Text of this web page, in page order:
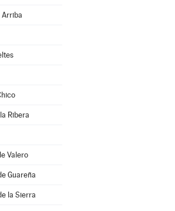
Arriba
Ribera
Valero
Guareña
la Sierra